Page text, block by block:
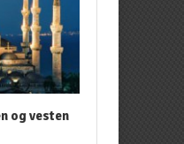
og vesten